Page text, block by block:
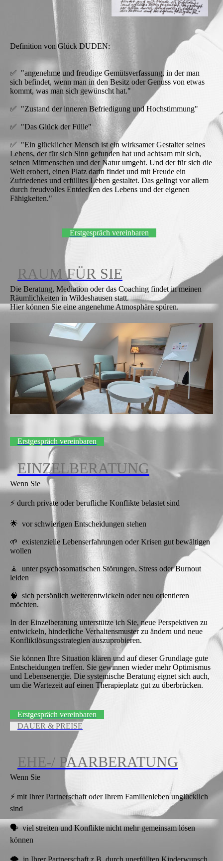
Definition von Glück DUDEN:
✅ "angenehme und freudige Gemütsverfassung, in der man
sich befindet, wenn man in den Besitz oder Genuss von etwas
kommt, was man sich gewünscht hat."
✅ "Zustand der inneren Befriedigung und Hochstimmung"
✅ "Das Glück der Fülle"
✅ "Ein glücklicher Mensch ist ein wirksamer Gestalter seines
Lebens, der für sich Sinn gefunden hat und achtsam mit sich,
seinen Mitmenschen und der Natur umgeht. Und der für sich die
Welt erobert, einen Platz darin findet und mit Freude ein
Zufriedenes und erfülltes Leben gestaltet. Das gelingt vor allem
durch freudvolles Entdecken des Lebens und der eigenen
Fähigkeiten."
Erstgespräch vereinbaren
RAUM FÜR SIE
Die Beratung, Mediation oder das Coaching findet in meinen
Räumlichkeiten in Wildeshausen statt.
Hier können Sie eine angenehme Atmosphäre spüren.
Erstgespräch vereinbaren
EINZELBERATUNG
Wenn Sie
⚡ durch private oder berufliche Konflikte belastet sind
🌟 vor schwierigen Entscheidungen stehen
🌱 existenzielle Lebenserfahrungen oder Krisen gut bewältigen
wollen
🧘 unter psychosomatischen Störungen, Stress oder Burnout
leiden
🧠 sich persönlich weiterentwickeln oder neu orientieren
möchten.
In der Einzelberatung unterstütze ich Sie, neue Perspektiven zu
entwickeln, hinderliche Verhaltensmuster zu ändern und neue
Konfliktlösungsstrategien auszuprobieren.
Sie können Ihre Situation klären und auf dieser Grundlage gute
Entscheidungen treffen. Sie gewinnen wieder mehr Optimismus
und Lebensenergie. Die systemische Beratung eignet sich auch,
um die Wartezeit auf einen Therapieplatz gut zu überbrücken.
Erstgespräch vereinbaren
DAUER & PREISE
EHE-/ PAARBERATUNG
Wenn Sie
⚡ mit Ihrer Partnerschaft oder Ihrem Familienleben unglücklich
sind
🗣️ viel streiten und Konflikte nicht mehr gemeinsam lösen
können